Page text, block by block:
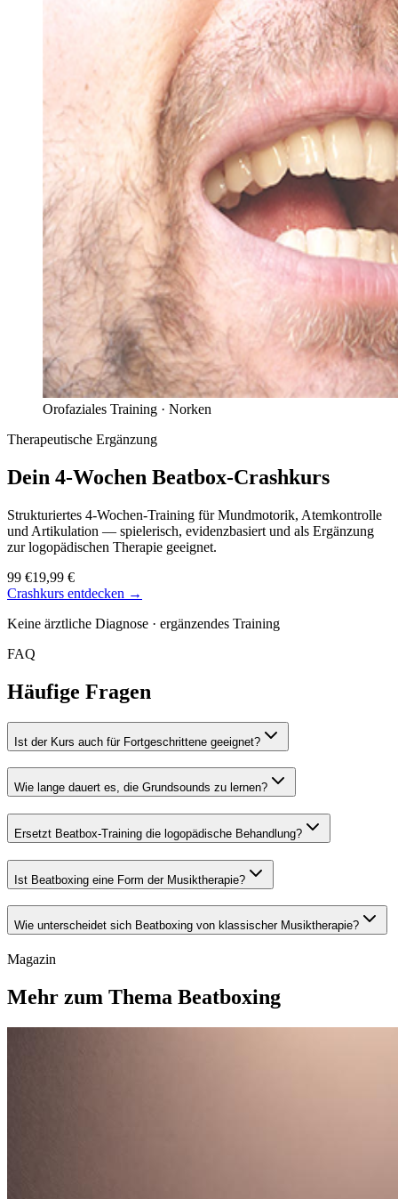
Orofaziales Training · Norken
Therapeutische Ergänzung
Dein 4-Wochen Beatbox-Crashkurs
Strukturiertes 4-Wochen-Training für Mundmotorik, Atemkontrolle
und Artikulation — spielerisch, evidenzbasiert und als Ergänzung
zur logopädischen Therapie geeignet.
99 €19,99 €
Crashkurs entdecken →
Keine ärztliche Diagnose · ergänzendes Training
FAQ
Häufige Fragen
Ist der Kurs auch für Fortgeschrittene geeignet?
Wie lange dauert es, die Grundsounds zu lernen?
Ersetzt Beatbox-Training die logopädische Behandlung?
Ist Beatboxing eine Form der Musiktherapie?
Wie unterscheidet sich Beatboxing von klassischer Musiktherapie?
Magazin
Mehr zum Thema Beatboxing